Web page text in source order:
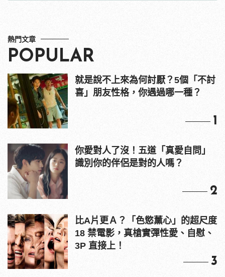
熱門文章
POPULAR
就是說不上來為何討厭？5個「不討
喜」朋友性格，你遇過哪一種？
1
你愛對人了沒！五道「真愛自問」
識別你的伴侶是對的人嗎？
2
比A片更Ａ？「色慾薰心」的超尺度
18 禁電影，真槍實彈性愛、自慰、
3P 直接上！
3